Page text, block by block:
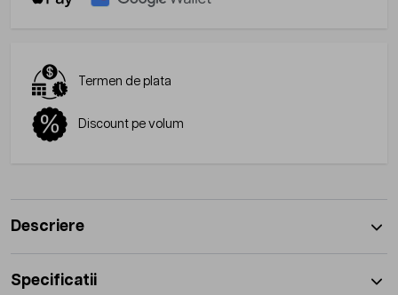
Termen de plata
Discount pe volum
Descriere
Specificatii